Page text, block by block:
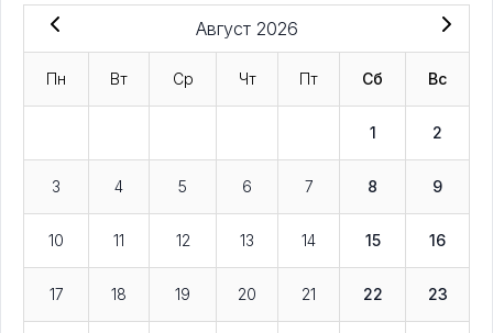
Август 2026
Пн Вт Ср Чт Пт Сб Вс
1 2
3 4 5 6 7 8 9
10 11 12 13 14 15 16
17 18 19 20 21 22 23